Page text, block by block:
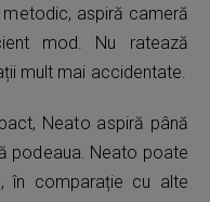
aspiră cameră
mod. Nu ratează
mult mai accidentate.
Neato aspiră până
podeaua. Neato poate
în comparație cu alte